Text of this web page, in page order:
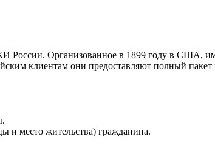
Организованное в 1899 году в США,
клиентам они предоставляют полный пакет
и место жительства) гражданина.